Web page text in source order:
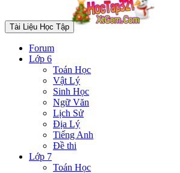
Tài Liệu Học Tập
Forum
Lớp 6
Toán Học
Vật Lý
Sinh Học
Ngữ Văn
Lịch Sử
Địa Lý
Tiếng Anh
Đề thi
Lớp 7
Toán Học